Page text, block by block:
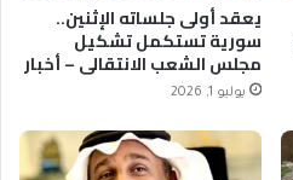
يعقد أولى جلساته الإثنين..
سورية تستكمل تشكيل
مجلس الشعب الانتقالي – أخبار
السعودية
يوليو 1, 2026